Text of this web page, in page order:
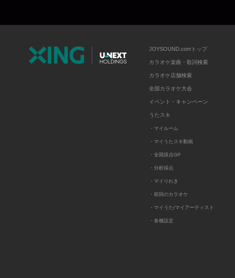
JOYSOUND.comトップ
カラオケ楽曲・歌詞検索
カラオケ店舗検索
全国カラオケ大会
イベント・キャンペーン
うたスキ
・マイルーム
・マイうたスキ動画
・全国採点GP
・分析採点
・マイりれき
・前回のカラオケ
・マイうた/マイアーティスト
・各種設定